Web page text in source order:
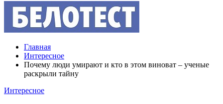
Главная
Интересное
Почему люди умирают и кто в этом виноват – ученые
раскрыли тайну
Интересное